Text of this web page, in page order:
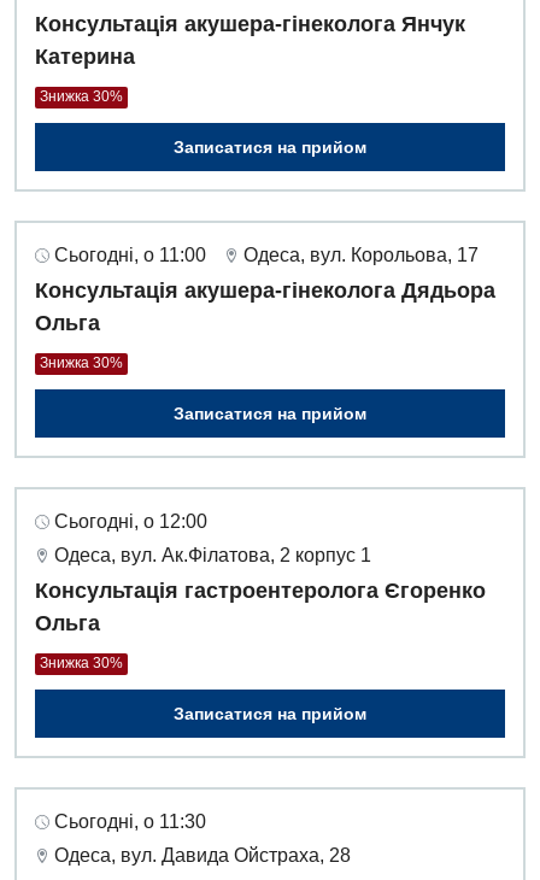
Консультація акушера-гінеколога Янчук
Катерина
Знижка 30%
Записатися на прийом
Сьогодні, о 11:00 Одеса, вул. Корольова, 17
Консультація акушера-гінеколога Дядьора
Ольга
Знижка 30%
Записатися на прийом
Сьогодні, о 12:00
Одеса, вул. Ак.Філатова, 2 корпус 1
Консультація гастроентеролога Єгоренко
Ольга
Знижка 30%
Записатися на прийом
Сьогодні, о 11:30
Одеса, вул. Давида Ойстраха, 28